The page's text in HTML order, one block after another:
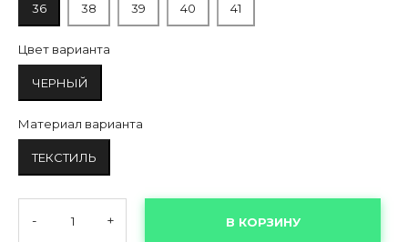
36 38 39 40 41
Цвет варианта
ЧЕРНЫЙ
Материал варианта
ТЕКСТИЛЬ
- + В КОРЗИНУ